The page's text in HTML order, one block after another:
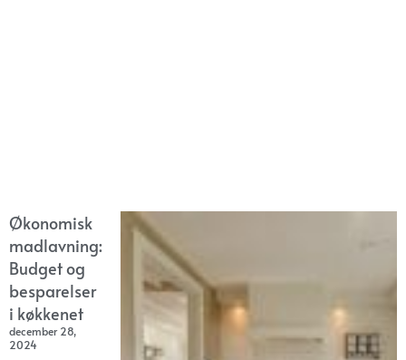
Økonomisk
madlavning:
Budget og
besparelser
i køkkenet
december 28,
2024